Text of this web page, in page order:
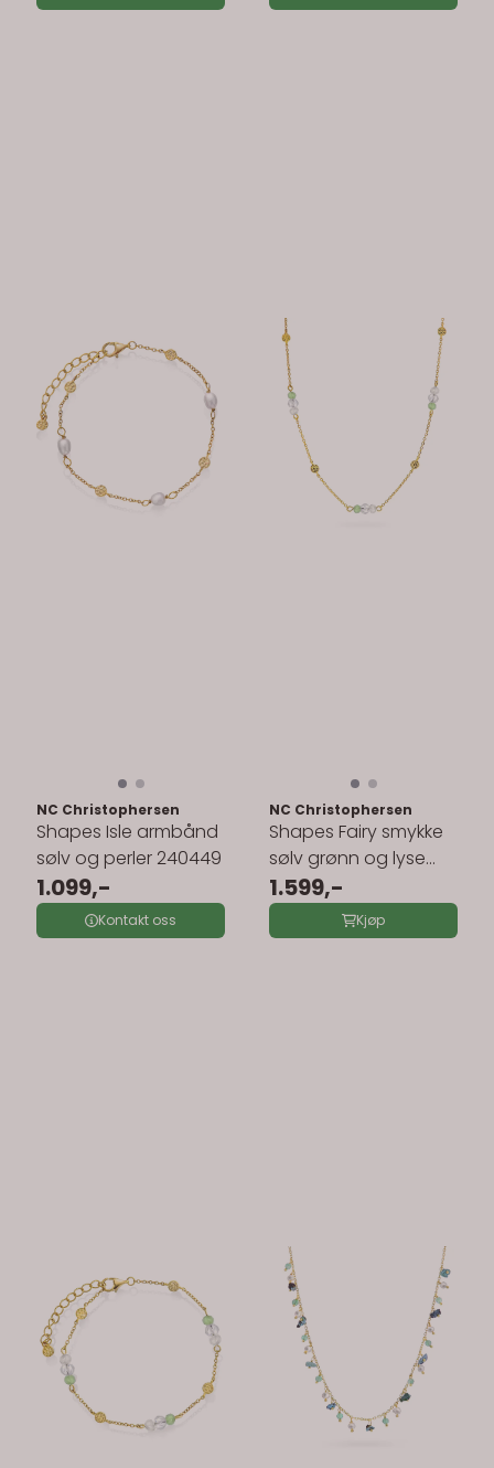
NC Christophersen
Shapes Isle armbånd
sølv og perler 240449
1.099,-
Kontakt oss
NC Christophersen
Shapes Fairy smykke
sølv grønn og lyse
stener 240432
1.599,-
Kjøp